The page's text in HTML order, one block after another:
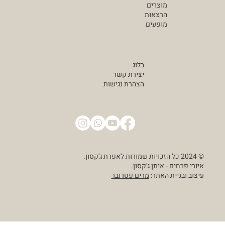
מוצרים
הרצאות
מופעים
בלוג
יצירת קשר
הצהרת נגישות
© 2024 כל הזכויות שמורות לאפרת ג'קסון.
איורי פרחים - איתן ג'קסון.
עיצוב ובניית האתר: מרים פטרובר